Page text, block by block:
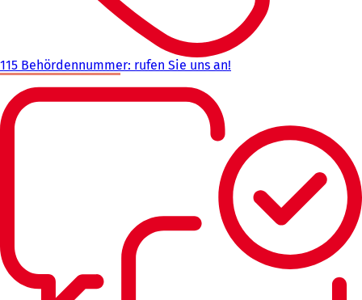
115 Behördennummer: rufen Sie uns an!